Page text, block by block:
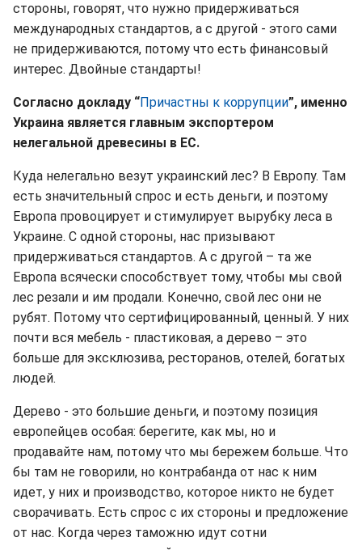
стороны, говорят, что нужно придерживаться
международных стандартов, а с другой - этого сами
не придерживаются, потому что есть финансовый
интерес. Двойные стандарты!
Согласно докладу “Причастны к коррупции”, именно
Украина является главным экспортером
нелегальной древесины в ЕС.
Куда нелегально везут украинский лес? В Европу. Там
есть значительный спрос и есть деньги, и поэтому
Европа провоцирует и стимулирует вырубку леса в
Украине. С одной стороны, нас призывают
придерживаться стандартов. А с другой – та же
Европа всячески способствует тому, чтобы мы свой
лес резали и им продали. Конечно, свой лес они не
рубят. Потому что сертифицированный, ценный. У них
почти вся мебель - пластиковая, а дерево – это
больше для эксклюзива, ресторанов, отелей, богатых
людей.
Дерево - это большие деньги, и поэтому позиция
европейцев особая: берегите, как мы, но и
продавайте нам, потому что мы бережем больше. Что
бы там не говорили, но контрабанда от нас к ним
идет, у них и производство, которое никто не будет
сворачивать. Есть спрос с их стороны и предложение
от нас. Когда через таможню идут сотни